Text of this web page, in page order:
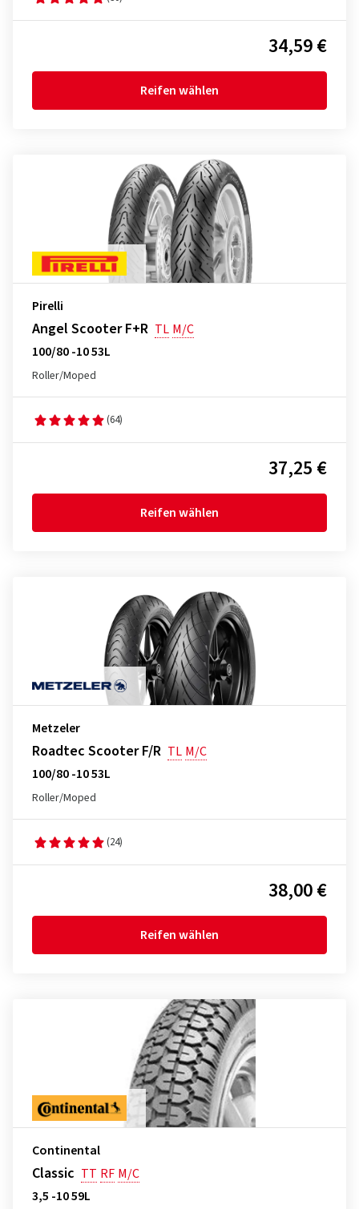
34,59 €
Reifen wählen
Pirelli
Angel Scooter F+R TL M/C
100/80 -10 53L
Roller/Moped
(64)
37,25 €
Reifen wählen
Metzeler
Roadtec Scooter F/R TL M/C
100/80 -10 53L
Roller/Moped
(24)
38,00 €
Reifen wählen
Continental
Classic TT RF M/C
3,5 -10 59L